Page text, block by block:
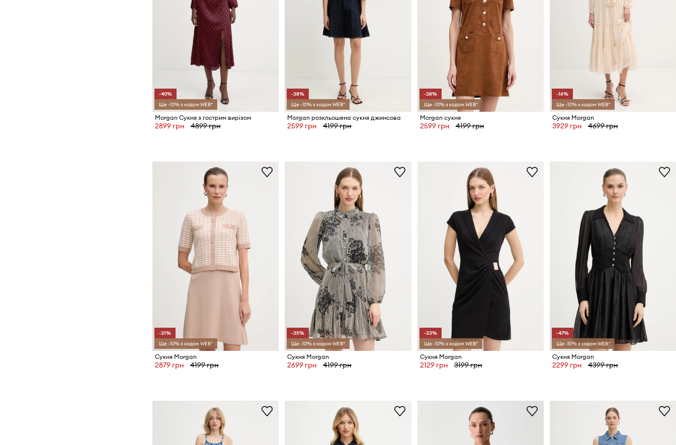
-40%
Ще -10% з кодом WEB*
Morgan Сукня з гострим вирізом
2899 грн 4899 грн
-38%
Ще -10% з кодом WEB*
Morgan розкльошена сукня джинсова
2599 грн 4199 грн
-38%
Ще -10% з кодом WEB*
Morgan сукня
2599 грн 4199 грн
-16%
Ще -10% з кодом WEB*
Сукня Morgan
3929 грн 4699 грн
-31%
Ще -10% з кодом WEB*
Сукня Morgan
2879 грн 4199 грн
-35%
Ще -10% з кодом WEB*
Сукня Morgan
2699 грн 4199 грн
-33%
Ще -10% з кодом WEB*
Сукня Morgan
2129 грн 3199 грн
-47%
Ще -10% з кодом WEB*
Сукня Morgan
2299 грн 4399 грн